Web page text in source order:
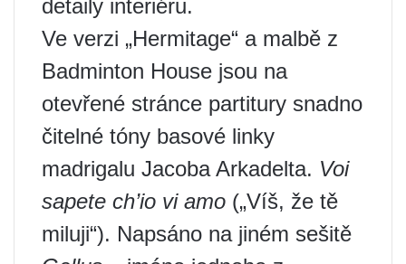
detaily interiéru.
Ve verzi „Hermitage“ a malbě z
Badminton House jsou na
otevřené stránce partitury snadno
čitelné tóny basové linky
madrigalu Jacoba Arkadelta. Voi
sapete ch’io vi amo („Víš, že tě
miluji“). Napsáno na jiném sešitě